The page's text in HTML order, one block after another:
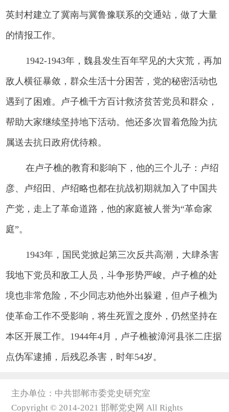
英封村建立了冀南与冀鲁豫联系的交通站，做了大量
的情报工作。
1942-1943年，魏县发生百年罕见的大灾荒，再加
敌人横征暴敛，群众生活十分困苦，党的秘密活动也
遇到了困难。卢子樵千方百计救济贫苦党员和群众，
帮助大家继续坚持地下活动。他还多次冒着危险为抗
属送去抗日政府优待粮。
在卢子樵的教育和影响下，他的三个儿子：卢绍
彦、卢绍田、卢绍略也都在抗战初期就加入了中国共
产党，走上了革命道路，他的家庭被人誉为“革命家
庭”。
1943年，国民党掀起第三次反共高潮，大肆杀害
我地下党员和敌工人员，斗争形势严峻。卢子樵的处
境也非常危险，不少同志劝他外出躲避，但卢子樵为
使革命工作不受影响，将生死置之度外，仍然坚持在
本区开展工作。1944年4月，卢子樵被漳河县张二庄据
点伪军逮捕，后残忍杀害，时年54岁。
主办单位：中共邯郸市委党史研究室
Copyright © 2014-2021 邯郸党史网 All Rights